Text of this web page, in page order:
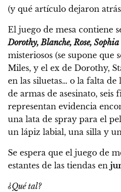
(y qué artículo dejaron
El juego de mesa contiene
Dorothy, Blanche, Rose, Sophia
misteriosos (se supone que
Miles, y el ex de Dorothy,
en las siluetas… o la falta de
de armas de asesinato, seis
representan evidencia
una lata de spray para el
un lápiz labial, una silla y
Se espera que el juego de
estantes de las tiendas en
¿Qué tal?